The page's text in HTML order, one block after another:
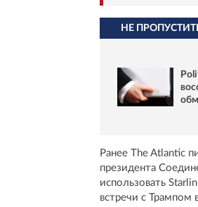
НЕ
Ранее The Atlantic
президента
использовать
встречи с Трампом